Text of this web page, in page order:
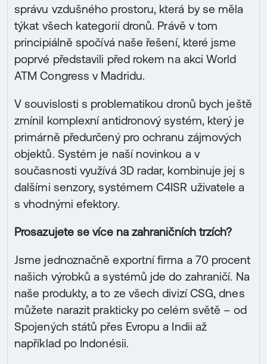
správu vzdušného prostoru, která by se měla
týkat všech kategorií dronů. Právě v tom
principiálně spočívá naše řešení, které jsme
poprvé představili před rokem na akci World
ATM Congress v Madridu.
V souvislosti s problematikou dronů bych ještě
zmínil komplexní antidronový systém, který je
primárně předurčený pro ochranu zájmových
objektů. Systém je naší novinkou a v
současnosti využívá 3D radar, kombinuje jej s
dalšími senzory, systémem C4ISR uživatele a
s vhodnými efektory.
Prosazujete se více na zahraničních trzích?
Jsme jednoznačně exportní firma a 70 procent
našich výrobků a systémů jde do zahraničí. Na
naše produkty, a to ze všech divizí CSG, dnes
můžete narazit prakticky po celém světě – od
Spojených států přes Evropu a Indii až
například po Indonésii.